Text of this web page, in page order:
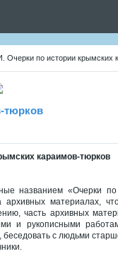
Очерки по истории крымских
тюрков
караимов-тюрков
названием «Очерки по
материалах,
часть архивных
и рукописными
с людьми